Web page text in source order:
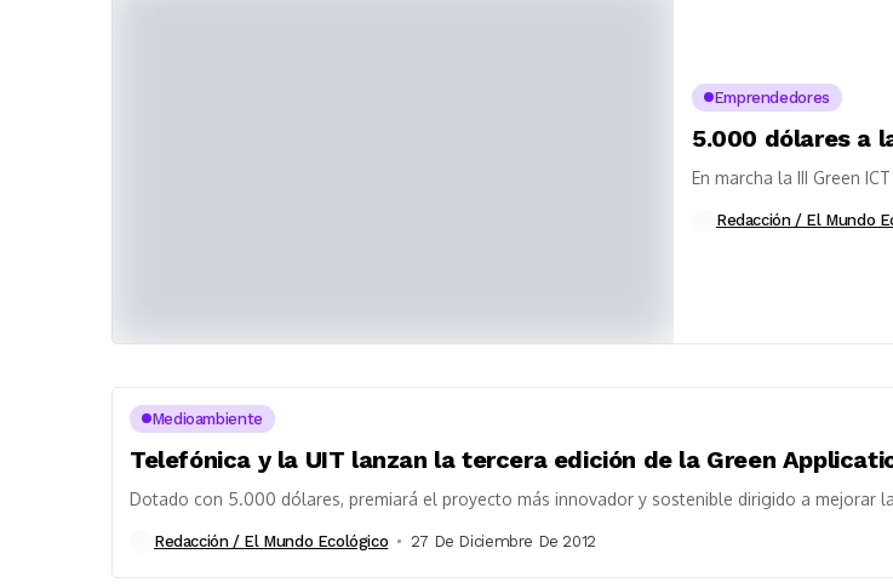
Emprendedores
5.000 dólares a
En marcha la III Green
Redacción / El Mundo
Medioambiente
Telefónica y la UIT lanzan la tercera edición de la Green
Dotado con 5.000 dólares, premiará el proyecto más innovador y sostenible dirigido a mejorar
Redacción / El Mundo Ecológico 27 De Diciembre De 2012